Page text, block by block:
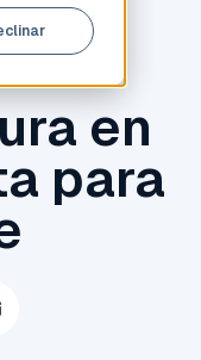
en
para